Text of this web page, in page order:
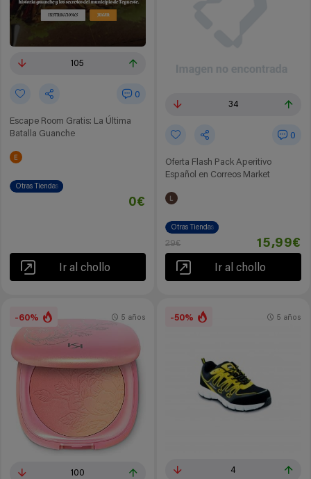
105
0
Escape Room Gratis: La Última
Batalla Guanche
Otras Tiendas
0€
Ir al chollo
34
0
Oferta Flash Pack Aperitivo
Español en Correos Market
Otras Tiendas
29€ 15,99€
Ir al chollo
-60%
100
5 años -50%
4
5 años